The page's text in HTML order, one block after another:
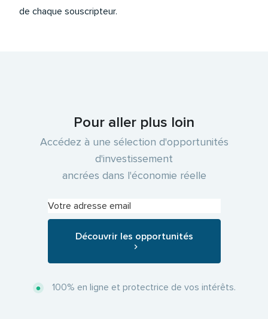
de chaque souscripteur.
Pour aller plus loin
Accédez à une sélection d'opportunités
d'investissement
ancrées dans l'économie réelle
Découvrir les opportunités
100% en ligne et protectrice de vos intérêts.